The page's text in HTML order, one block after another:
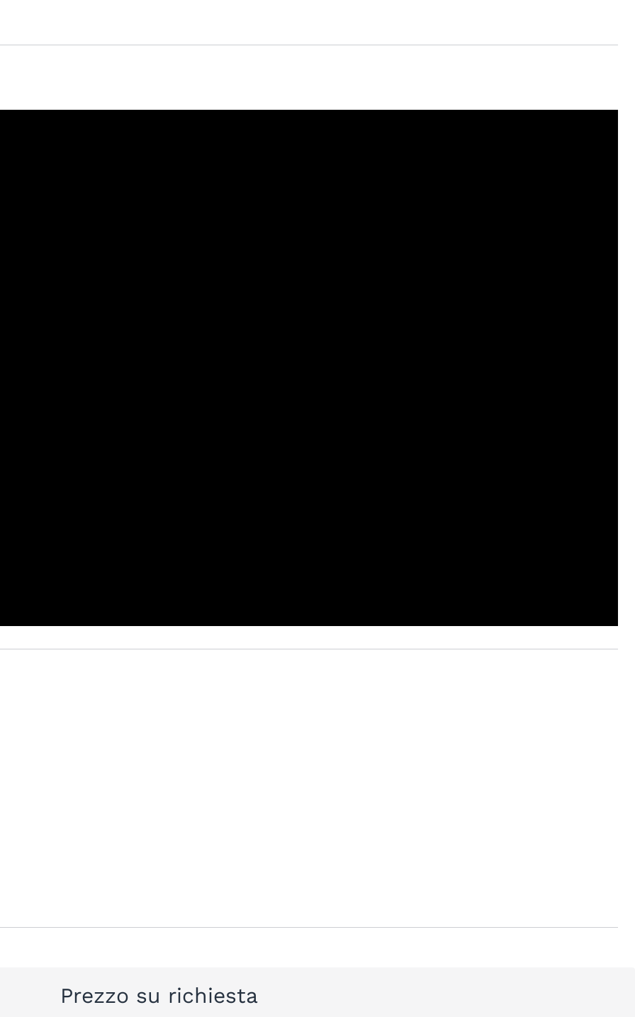
Prezzo su richiesta